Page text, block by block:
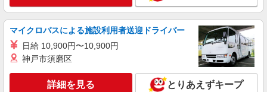
マイクロバスによる施設利用者送迎ドライバー
日給 10,900円〜10,900円
神戸市須磨区
詳細を見る とりあえずキープ